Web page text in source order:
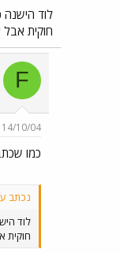
לוד הישנה
חוקית
F
14/10/04
כמו
נכתב
לוד
חוקית